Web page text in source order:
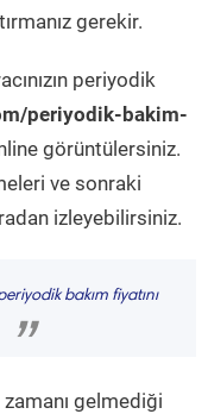
gerekir.
periyodik
periyodik-bakim-
görüntülersiniz.
ve sonraki
izleyebilirsiniz.
bakım fiyatını
”
gelmediği